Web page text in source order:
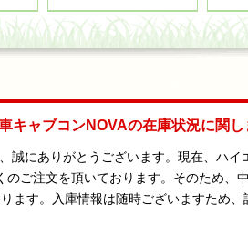
キャブコンNOVAの在庫状況に関し
誠にありがとうございます。現在、ハイ
のご注文を頂いております。そのため、
ます。入庫情報は随時ございますため、